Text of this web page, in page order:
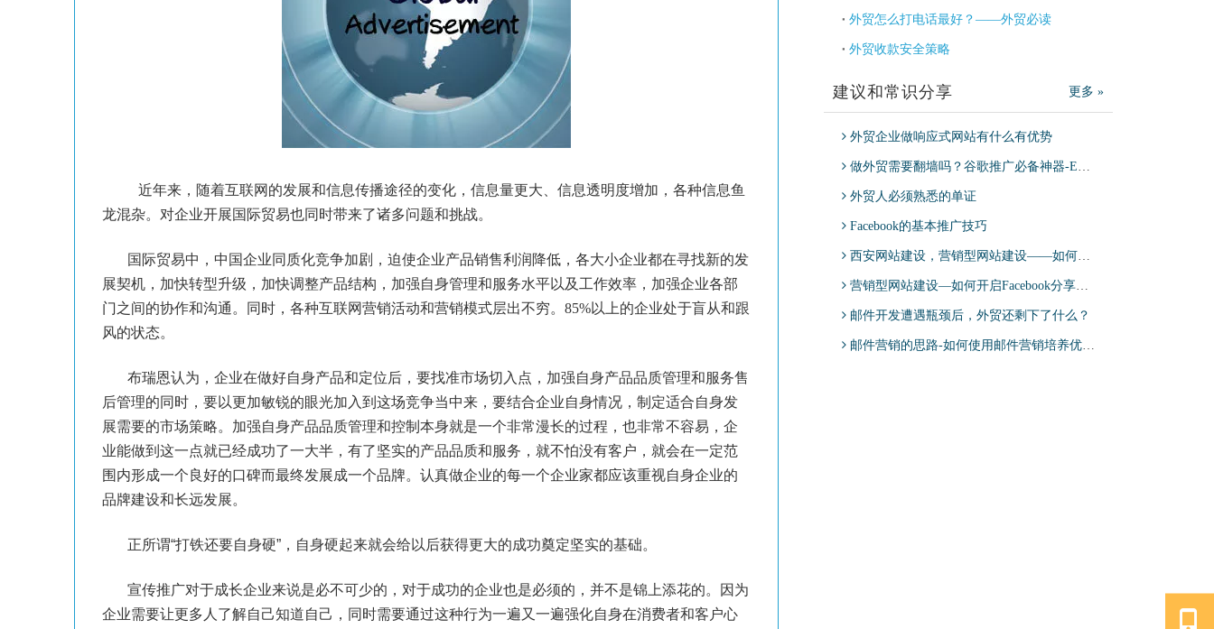
近年来，随着互联网的发展和信息传播途径的变化，信息量更大、信息透明度增加，各种信息鱼
龙混杂。对企业开展国际贸易也同时带来了诸多问题和挑战。
国际贸易中，中国企业同质化竞争加剧，迫使企业产品销售利润降低，各大小企业都在寻找新的发
展契机，加快转型升级，加快调整产品结构，加强自身管理和服务水平以及工作效率，加强企业各部
门之间的协作和沟通。同时，各种互联网营销活动和营销模式层出不穷。 85%以上的企业处于盲从和跟
风的状态。
布瑞恩认为，企业在做好自身产品和定位后，要找准市场切入点，加强自身产品品质管理和服务售
后管理的同时，要以更加敏锐的眼光加入到这场竞争当中来，要结合企业自身情况，制定适合自身发
展需要的市场策略。加强自身产品品质管理和控制本身就是一个非常漫长的过程，也非常不容易，企
业能做到这一点就已经成功了一大半，有了坚实的产品品质和服务，就不怕没有客户，就会在一定范
围内形成一个良好的口碑而最终发展成一个品牌。认真做企业的每一个企业家都应该重视自身企业的
品牌建设和长远发展。
正所谓“打铁还要自身硬”，自身硬起来就会给以后获得更大的成功奠定坚实的基础。
宣传推广对于成长企业来说是必不可少的，对于成功的企业也是必须的，并不是锦上添花的。因为
企业需要让更多人了解自己知道自己，同时需要通过这种行为一遍又一遍强化自身在消费者和客户心
外贸怎么打电话最好？——外贸必读
外贸收款安全策略
建议和常识分享 更多 »
外贸企业做响应式网站有什么有优势
做外贸需要翻墙吗？谷歌推广必备神器-EasyTogo，适用于Google Ads，Google分析师等工具
外贸人必须熟悉的单证
Facebook的基本推广技巧
西安网站建设，营销型网站建设——如何开启Facebook分享优化？
营销型网站建设—如何开启Facebook分享优化？
邮件开发遭遇瓶颈后，外贸还剩下了什么？
邮件营销的思路-如何使用邮件营销培养优质客户